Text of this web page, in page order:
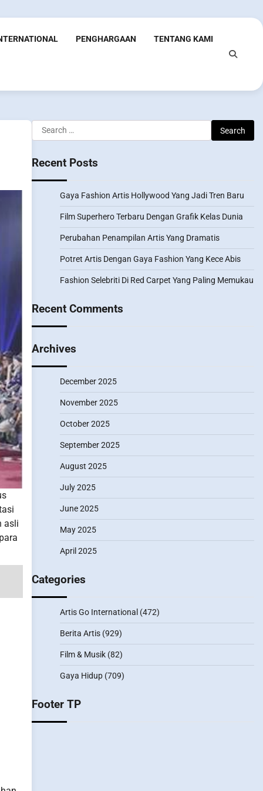
PENGHARGAAN TENTANG KAMI
asli
Search
for:
Recent Posts
Gaya Fashion Artis Hollywood Yang Jadi Tren Baru
Film Superhero Terbaru Dengan Grafik Kelas Dunia
Perubahan Penampilan Artis Yang Dramatis
Potret Artis Dengan Gaya Fashion Yang Kece Abis
Fashion Selebriti Di Red Carpet Yang Paling Memukau
Recent Comments
Archives
December 2025
November 2025
October 2025
September 2025
August 2025
July 2025
June 2025
May 2025
April 2025
Categories
Artis Go International (472)
Berita Artis(929)
Film & Musik(82)
Gaya Hidup(709)
Footer TP